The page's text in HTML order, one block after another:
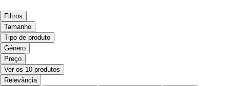
Filtros
Tamanho
Tipo de produto
Género
Preço
Ver os 10 produtos
Relevância